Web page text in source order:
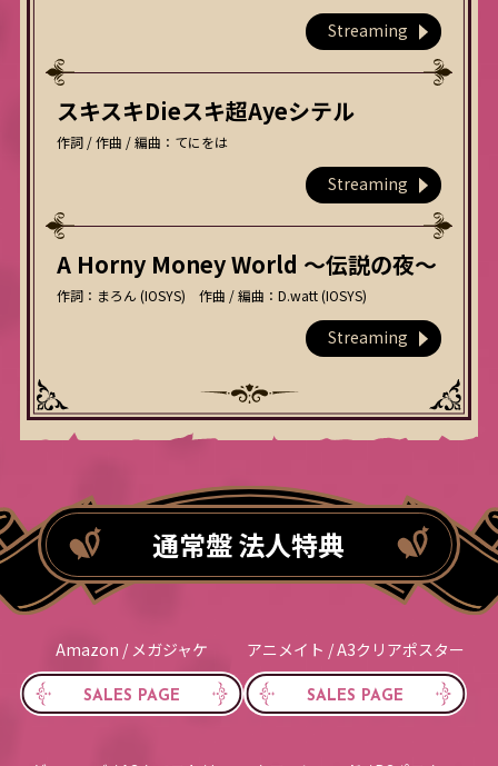
Streaming
スキスキDieスキ超Ayeシテル
作詞 / 作曲 / 編曲：てにをは
Streaming
A Horny Money World ～伝説の夜～
作詞：まろん (IOSYS) 作曲 / 編曲：D.watt (IOSYS)
Streaming
通常盤 法人特典
Amazon / メガジャケ
SALES PAGE
アニメイト / A3クリアポスター
SALES PAGE